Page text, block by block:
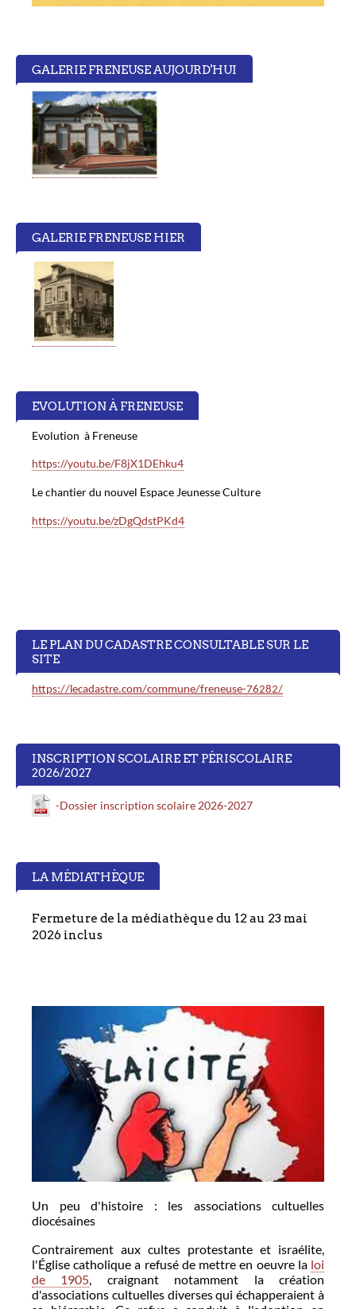
GALERIE FRENEUSE AUJOURD'HUI
GALERIE FRENEUSE HIER
EVOLUTION À FRENEUSE
Evolution à Freneuse
https://youtu.be/F8jX1DEhku4
Le chantier du nouvel Espace Jeunesse Culture
https://youtu.be/zDgQdstPKd4
LE PLAN DU CADASTRE CONSULTABLE SUR LE
SITE
https://lecadastre.com/commune/freneuse-76282/
INSCRIPTION SCOLAIRE ET PÉRISCOLAIRE
2026/2027
-Dossier inscription scolaire 2026-2027
LA MÉDIATHÈQUE
Fermeture de la médiathèque du 12 au 23 mai
2026 inclus
Un peu d'histoire : les associations cultuelles
diocésaines
Contrairement aux cultes protestante et israélite,
l'Église catholique a refusé de mettre en oeuvre la loi
de 1905, craignant notamment la création
d'associations cultuelles diverses qui échapperaient à